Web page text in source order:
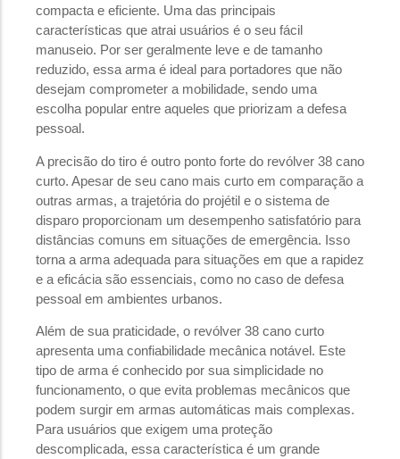
compacta e eficiente. Uma das principais
características que atrai usuários é o seu fácil
manuseio. Por ser geralmente leve e de tamanho
reduzido, essa arma é ideal para portadores que não
desejam comprometer a mobilidade, sendo uma
escolha popular entre aqueles que priorizam a defesa
pessoal.
A precisão do tiro é outro ponto forte do revólver 38 cano
curto. Apesar de seu cano mais curto em comparação a
outras armas, a trajetória do projétil e o sistema de
disparo proporcionam um desempenho satisfatório para
distâncias comuns em situações de emergência. Isso
torna a arma adequada para situações em que a rapidez
e a eficácia são essenciais, como no caso de defesa
pessoal em ambientes urbanos.
Além de sua praticidade, o revólver 38 cano curto
apresenta uma confiabilidade mecânica notável. Este
tipo de arma é conhecido por sua simplicidade no
funcionamento, o que evita problemas mecânicos que
podem surgir em armas automáticas mais complexas.
Para usuários que exigem uma proteção
descomplicada, essa característica é um grande